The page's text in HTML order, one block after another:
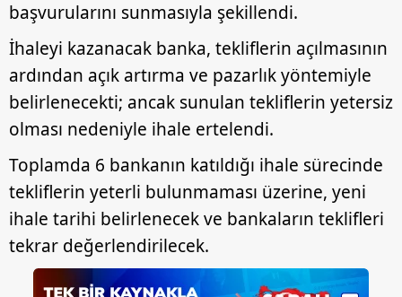
başvurularını sunmasıyla şekillendi.
İhaleyi kazanacak banka, tekliflerin açılmasının
ardından açık artırma ve pazarlık yöntemiyle
belirlenecekti; ancak sunulan tekliflerin yetersiz
olması nedeniyle ihale ertelendi.
Toplamda 6 bankanın katıldığı ihale sürecinde
tekliflerin yeterli bulunmaması üzerine, yeni
ihale tarihi belirlenecek ve bankaların teklifleri
tekrar değerlendirilecek.